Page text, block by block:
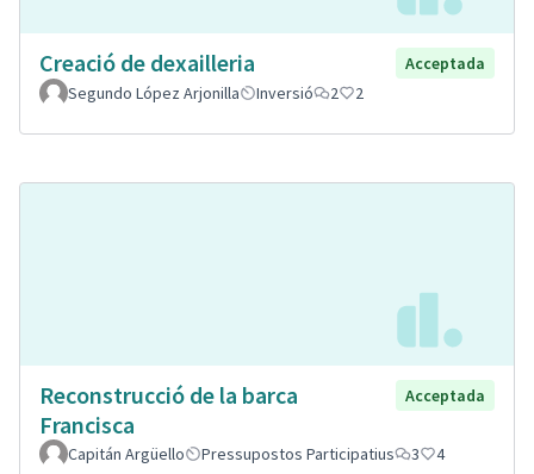
Creació de dexailleria
Acceptada
Segundo López Arjonilla
Inversió 2 2
Reconstrucció de la barca
Francisca
Acceptada
Capitán Argüello Pressupostos Participatius 3 4